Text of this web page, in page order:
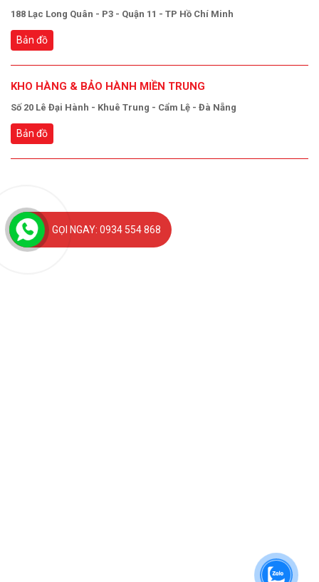
188 Lạc Long Quân - P3 - Quận 11 - TP Hồ Chí Minh
Bản đồ
KHO HÀNG & BẢO HÀNH MIỀN TRUNG
Số 20 Lê Đại Hành - Khuê Trung - Cẩm Lệ - Đà Nẵng
Bản đồ
GỌI NGAY: 0934 554 868